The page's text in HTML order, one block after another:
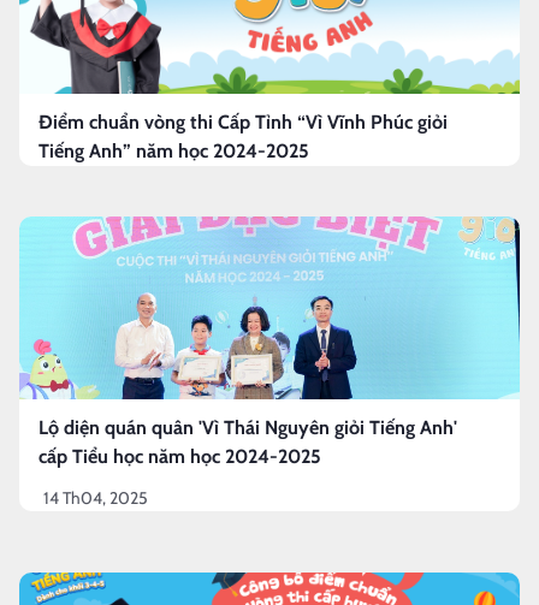
Điểm chuẩn vòng thi Cấp Tỉnh “Vì Vĩnh Phúc giỏi
Tiếng Anh” năm học 2024-2025
Lộ diện quán quân 'Vì Thái Nguyên giỏi Tiếng Anh'
cấp Tiểu học năm học 2024-2025
14 Th04, 2025